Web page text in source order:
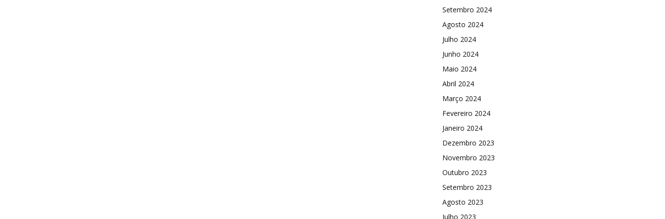
Setembro 2024
Agosto 2024
Julho 2024
Junho 2024
Maio 2024
Abril 2024
Março 2024
Fevereiro 2024
Janeiro 2024
Dezembro 2023
Novembro 2023
Outubro 2023
Setembro 2023
Agosto 2023
Julho 2023